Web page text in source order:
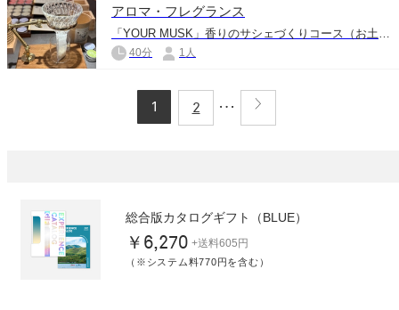
アロマ・フレグランス
「YOUR MUSK」香りのサシェづくりコース（お土産付き）
40分 1人
1 2
総合版カタログギフト（BLUE）
￥6,270 +送料605円
（※システム料770円を含む）